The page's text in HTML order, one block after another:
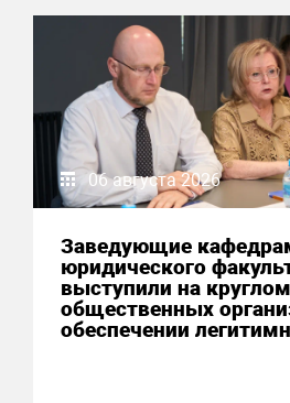
06 августа 2026
Заведующие
юридического
выступили на
общественных
обеспечении